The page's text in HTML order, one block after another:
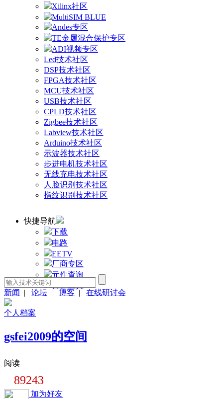
Xilinx社区
MultiSIM BLUE
Andes专区
TE金属混合保护专区
ADI视频专区
Led技术社区
DSP技术社区
FPGA技术社区
MCU技术社区
USB技术社区
CPLD技术社区
Zigbee技术社区
Labview技术社区
Arduino技术社区
示波器技术社区
步进电机技术社区
无线充电技术社区
人脸识别技术社区
指纹识别技术社区
快捷导航
下载
电路
EETV
厂商专区
元件查询
计算工具
新闻
| 论坛 | 博客 | 在线研讨会
个人档案
gsfei2009的空间
阅读
89243
加为好友